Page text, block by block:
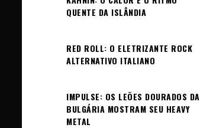
QUENTE DA ISLÂNDIA
RED ROLL: O ELETRIZANTE ROCK
ALTERNATIVO ITALIANO
IMPULSE: OS LEÕES DOURADOS DA
BULGÁRIA MOSTRAM SEU HEAVY
METAL